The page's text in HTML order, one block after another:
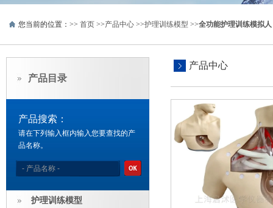
您当前的位置：>> 首页 >>产品中心 >>护理训练模型 >>全功能护理训练模拟人
产品中心
产品目录
产品搜索：
请在下列输入框内输入您要查找的产
品名称。
护理训练模型